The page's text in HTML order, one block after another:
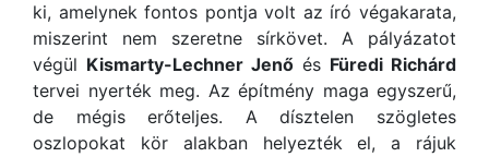
ki, amelynek fontos pontja volt az író végakarata,
miszerint nem szeretne sírkövet. A pályázatot
végül Kismarty-Lechner Jenő és Füredi Richárd
tervei nyerték meg. Az építmény maga egyszerű,
de mégis erőteljes. A dísztelen szögletes
oszlopokat kör alakban helyezték el, a rájuk